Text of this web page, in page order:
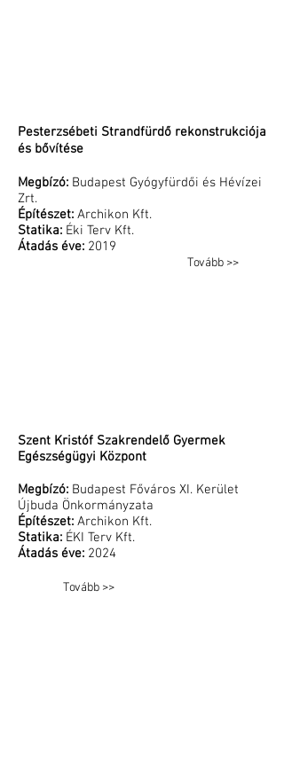
Szent Kristóf Szakrendelő Gyermek
Egészségügyi Központ
Megbízó: Budapest Főváros XI. Kerület
Újbuda Önkormányzata
Építészet: Archikon Kft.
Statika: ÉKI Terv Kft.
Átadás éve: 2024
Tovább >>
Pesterzsébeti Strandfürdő rekonstrukciója
és bővítése
Megbízó: Budapest Gyógyfürdői és Hévízei
Zrt.
Építészet: Archikon Kft.
Statika: Éki Terv Kft.
Átadás éve: 2019
Tovább >>